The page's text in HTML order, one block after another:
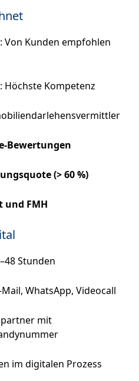
Von Kunden empfohlen
Höchste Kompetenz
Bewertungen
(> 60 %)
und FMH
Stunden
WhatsApp, Videocall
mit
im digitalen Prozess